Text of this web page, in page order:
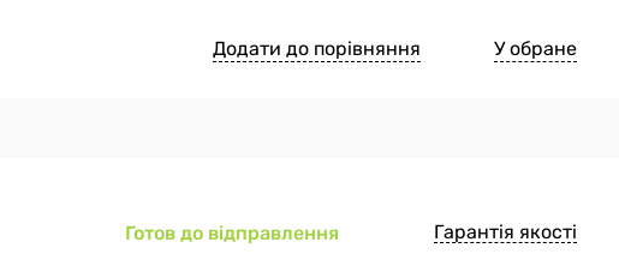
Додати до порівняння У обране
Готов до відправлення Гарантія якості